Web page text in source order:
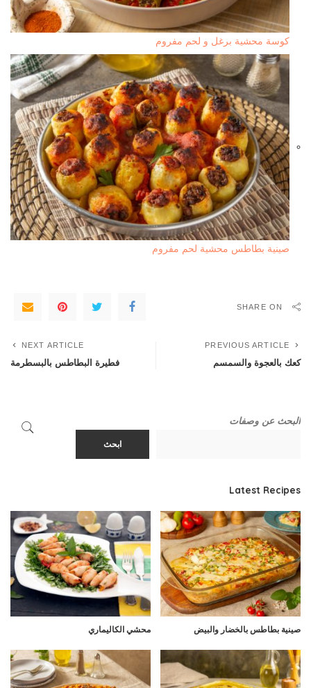
كوسة محشية برغل و لحم مفروم
صينية بطاطس محشية لحم مفروم
SHARE ON
PREVIOUS ARTICLE
كعك بالعجوة والسمسم
NEXT ARTICLE
فطيرة البطاطس بالبسطرمة
البحث عن وصفات
ابحث
Latest Recipes
صينية بطاطس بالخضار والبيض محشي الكاليماري